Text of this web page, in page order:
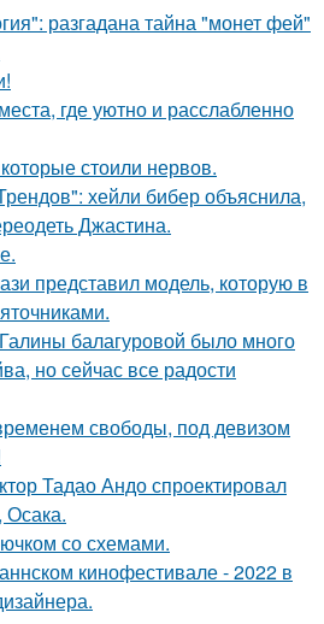
разгадана тайна "монет фей"
где уютно и расслабленно
стоили нервов.
хейли бибер объяснила,
Джастина.
представил модель, которую в
балагуровой было много
но сейчас все радости
свободы, под девизом
Тадао Андо спроектировал
Осака.
со схемами.
кинофестивале - 2022 в